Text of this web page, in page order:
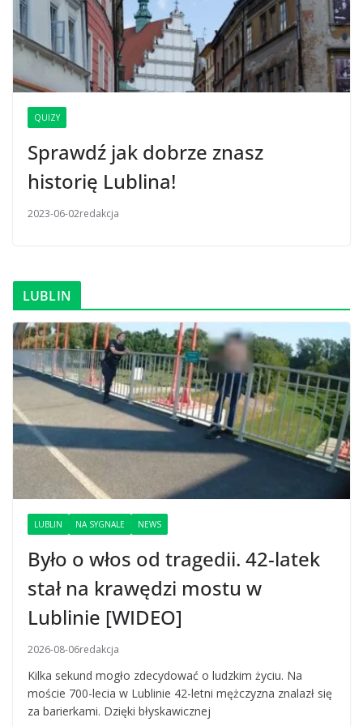
QUIZY
Sprawdź jak dobrze znasz
historię Lublina!
2023-06-02redakcja
LUBLIN
LUBLIN NA SYGNALE NEWS
Było o włos od tragedii. 42-latek
stał na krawędzi mostu w
Lublinie [WIDEO]
2026-08-06redakcja
Kilka sekund mogło zdecydować o ludzkim życiu. Na
moście 700-lecia w Lublinie 42-letni mężczyzna znalazł się
za barierkami. Dzięki błyskawicznej